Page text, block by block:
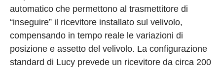
automatico che permettono al trasmettitore di
“inseguire” il ricevitore installato sul velivolo,
compensando in tempo reale le variazioni di
posizione e assetto del velivolo. La configurazione
standard di Lucy prevede un ricevitore da circa 200